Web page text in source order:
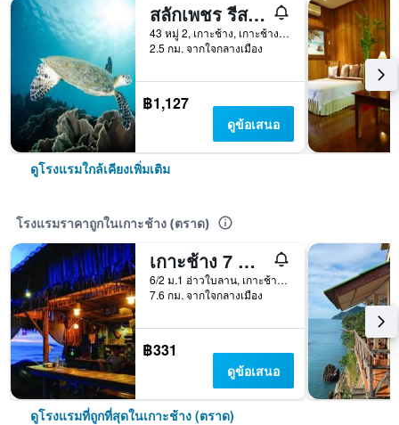
สลักเพชร รีสอร์ท
43 หมู่ 2, เกาะช้าง, เกาะช้าง (ตราด), ประเทศไทย
2.5 กม. จากใจกลางเมือง
฿1,127
ดูข้อเสนอ
ดูโรงแรมใกล้เคียงเพิ่มเติม
โรงแรมราคาถูกในเกาะช้าง (ตราด)
เกาะช้าง 7 ซีวิว บังกะโล
6/2 ม.1 อ่าวใบลาน, เกาะช้าง (ตราด), ประเทศไทย
7.6 กม. จากใจกลางเมือง
฿331
ดูข้อเสนอ
ดูโรงแรมที่ถูกที่สุดในเกาะช้าง (ตราด)